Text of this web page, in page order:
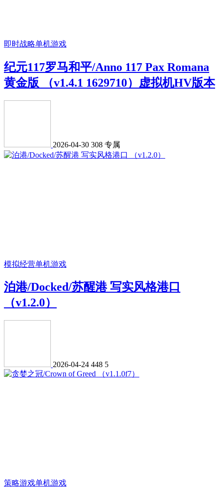
即时战略单机游戏
纪元117罗马和平/Anno 117 Pax Romana
黄金版 （v1.4.1 1629710）虚拟机HV版本
2026-04-30 308 专属
模拟经营单机游戏
泊港/Docked/苏醒港 写实风格港口
（v1.2.0）
2026-04-24 448 5
策略游戏单机游戏